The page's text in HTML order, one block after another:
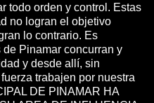
todo orden y control. Estas
no logran el objetivo
lo contrario. Es
Pinamar concurran y
y desde allí, sin
trabajen por nuestra
DE PINAMAR HA